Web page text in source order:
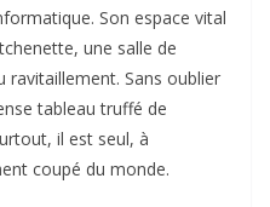
Son espace vital
une salle de
ravitaillement. Sans oublier
tableau truffé de
il est seul, à
coupé du monde.